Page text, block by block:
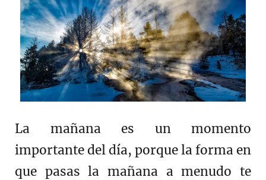
La mañana es un momento
importante del día, porque la forma en
que pasas la mañana a menudo te